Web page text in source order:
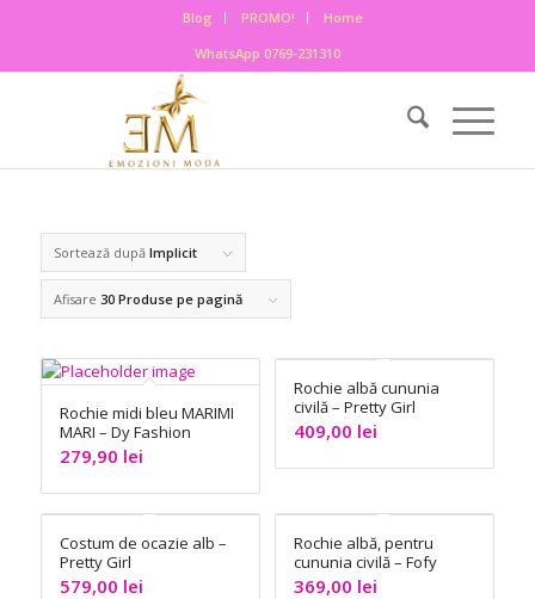
Blog PROMO!
Home
WhatsApp 0769-231310
Sortează după Implicit
Afisare 30 Produse pe pagină
Rochie midi bleu MARIMI
MARI – Dy Fashion
279,90 lei
Rochie albă cununia
civilă – Pretty Girl
409,00 lei
Costum de ocazie alb –
Pretty Girl
579,00 lei
Rochie albă, pentru
cununia civilă – Fofy
369,00 lei